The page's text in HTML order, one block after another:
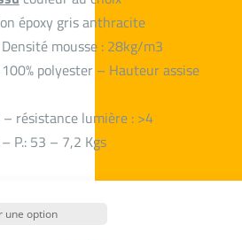
époxy gris anthracite
mousse : 28kg/m3
polyester – Hauteur assise
résistance lumière : >4
P.: 53 – 7,2 Kgs